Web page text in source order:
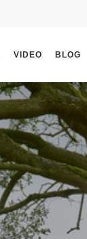
VIDEO BLOG